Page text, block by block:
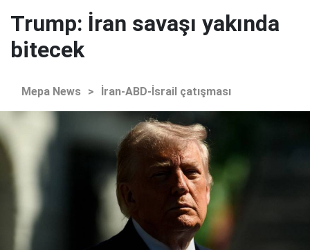
Trump: İran savaşı yakında
bitecek
Mepa News > İran-ABD-İsrail çatışması